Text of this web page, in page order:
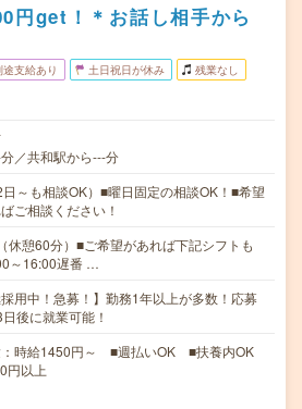
円get！＊お話し相手から
途支給あり 土日祝日が休み 残業なし
／共和駅から---分
～も相談OK）■曜日固定の相談OK！■希望
ご相談ください！
休憩60分）■ご希望があれば下記シフトも
～16:00遅番 …
採用中！急募！】勤務1年以上が多数！応募
後に就業可能！
：時給1450円～ ■週払いOK ■扶養内OK
円以上